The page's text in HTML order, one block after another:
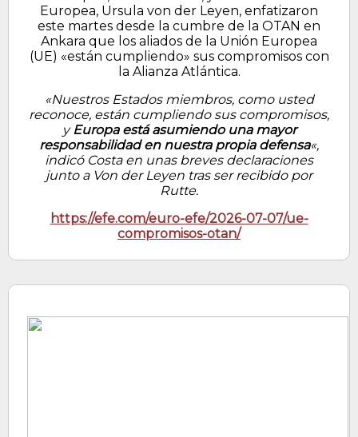
Europea, Ursula von der Leyen, enfatizaron
este martes desde la cumbre de la OTAN en
Ankara que los aliados de la Unión Europea
(UE) «están cumpliendo» sus compromisos con
la Alianza Atlántica.
«Nuestros Estados miembros, como usted
reconoce, están cumpliendo sus compromisos,
yEuropa está asumiendo una mayor
responsabilidad en nuestra propia defensa«,
indicó Costa en unas breves declaraciones
junto a Von der Leyen tras ser recibido por
Rutte.
https://efe.com/euro-efe/2026-07-07/ue-
compromisos-otan/